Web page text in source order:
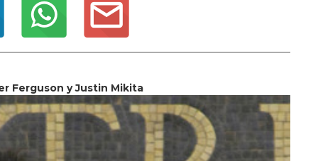
Ferguson y Justin Mikita